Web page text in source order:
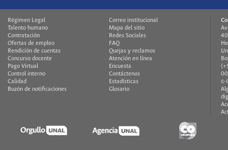
Régimen Legal
Talento humano
Contratación
Ofertas de empleo
Rendición de cuentas
Concurso docente
Pago Virtual
Control interno
Calidad
Buzón de notificaciones
Correo institucional
Mapa del sitio
Redes Sociales
FAQ
Quejas y reclamos
Atención en línea
Encuesta
Contáctenos
Estadísticas
Glosario
©